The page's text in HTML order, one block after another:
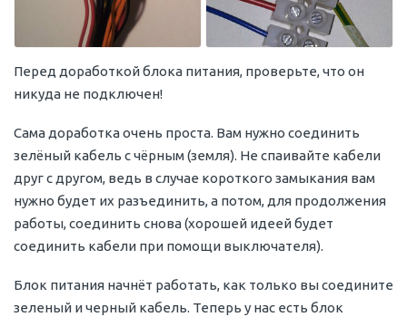
Перед доработкой блока питания, проверьте, что он
никуда не подключен!
Сама доработка очень проста. Вам нужно соединить
зелёный кабель с чёрным (земля). Не спаивайте кабели
друг с другом, ведь в случае короткого замыкания вам
нужно будет их разъединить, а потом, для продолжения
работы, соединить снова (хорошей идеей будет
соединить кабели при помощи выключателя).
Блок питания начнёт работать, как только вы соедините
зеленый и черный кабель. Теперь у нас есть блок